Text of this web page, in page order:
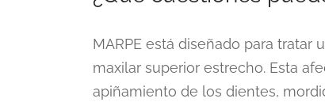
MARPE está diseñado para
maxilar superior estrecho. Esta
apiñamiento de los dientes,